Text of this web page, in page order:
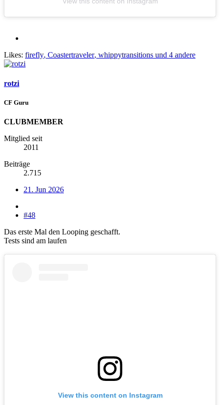
Likes: firefly, Coastertraveler, whippytransitions und 4 andere
rotzi
CF Guru
CLUBMEMBER
Mitglied seit
2011
Beiträge
2.715
21. Jun 2026
#48
Das erste Mal den Looping geschafft.
Tests sind am laufen
View this content on Instagram